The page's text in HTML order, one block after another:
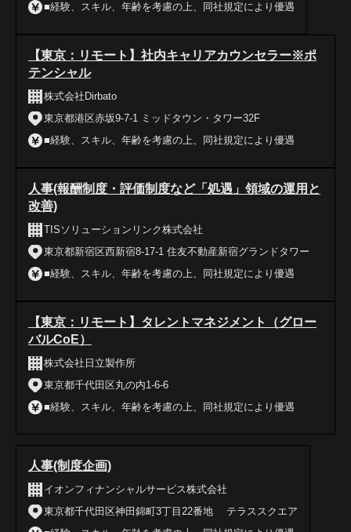
■経験、スキル、年齢を考慮の上、同社規定により優遇
【東京：リモート】社内キャリアカウンセラー※ポ
テンシャル
株式会社Dirbato
東京都港区赤坂9-7-1 ミッドタウン・タワー32F
■経験、スキル、年齢を考慮の上、同社規定により優遇
人事(報酬制度・評価制度など「処遇」領域の運用と
改善)
TISソリューションリンク株式会社
東京都新宿区西新宿8-17-1 住友不動産新宿グランドタワー
■経験、スキル、年齢を考慮の上、同社規定により優遇
【東京：リモート】タレントマネジメント（グロー
バルCoE）
株式会社日立製作所
東京都千代田区丸の内1-6-6
■経験、スキル、年齢を考慮の上、同社規定により優遇
人事(制度企画)
イオンフィナンシャルサービス株式会社
東京都千代田区神田錦町3丁目22番地 テラススクエア